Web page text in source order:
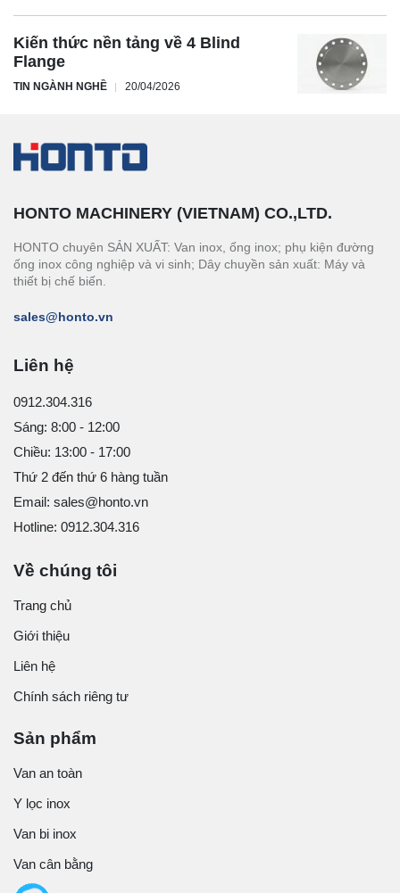
Kiến thức nền tảng về 4 Blind
Flange
TIN NGÀNH NGHỀ 20/04/2026
HONTO MACHINERY (VIETNAM) CO.,LTD.
HONTO chuyên SẢN XUẤT: Van inox, ống inox; phụ kiện đường
ống inox công nghiệp và vi sinh; Dây chuyền sản xuất: Máy và
thiết bị chế biến.
sales@honto.vn
Liên hệ
0912.304.316
Sáng: 8:00 - 12:00
Chiều: 13:00 - 17:00
Thứ 2 đến thứ 6 hàng tuần
Email: sales@honto.vn
Hotline: 0912.304.316
Về chúng tôi
Trang chủ
Giới thiệu
Liên hệ
Chính sách riêng tư
Sản phẩm
Van an toàn
Y lọc inox
Van bi inox
Van cân bằng